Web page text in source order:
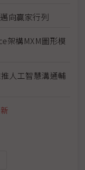
向贏家行列
架構MXM圖形模
人工智慧溝通輔